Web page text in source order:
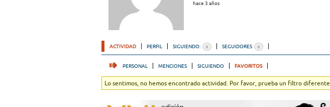
hace 3 años
ACTIVIDAD PERFIL SIGUIENDO: 0 SEGUIDORES 0
PERSONAL MENCIONES SIGUIENDO FAVORITOS
Lo sentimos, no hemos encontrado actividad. Por favor, prueba un filtro diferente.